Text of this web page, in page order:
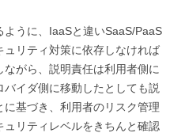
うに、IaaSと違いSaaS/PaaS
リティ対策に依存しなければ
がら、説明責任は利用者側に
イダ側に移動したとしても説
基づき、利用者のリスク管理
リティレベルをきちんと確認